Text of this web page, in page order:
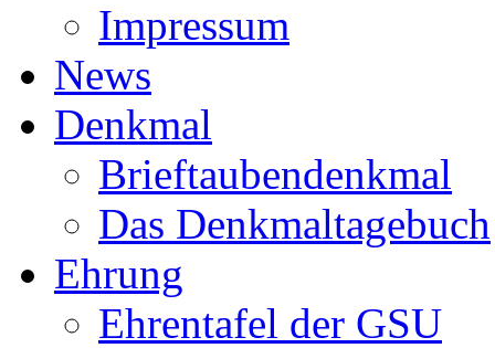
Impressum
News
Denkmal
Brieftaubendenkmal
Das Denkmaltagebuch
Ehrung
Ehrentafel der GSU